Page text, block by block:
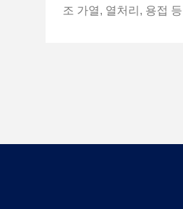
조 가열, 열처리, 용접
렬 공진)와 결합하여 전